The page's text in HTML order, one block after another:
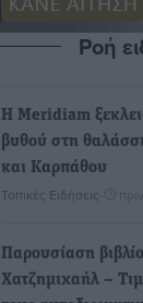
Ροή
Η Meridiam
βυθού στη
και Καρπάθου
Τοπικές Ειδήσεις
Παρουσίαση
Χατζημιχαήλ –